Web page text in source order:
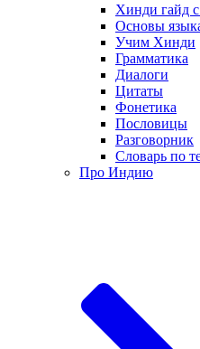
Хинди гайд
Основы
Учим Хинди
Грамматика
Диалоги
Цитаты
Фонетика
Пословицы
Разговорник
Словарь по
Про Индию